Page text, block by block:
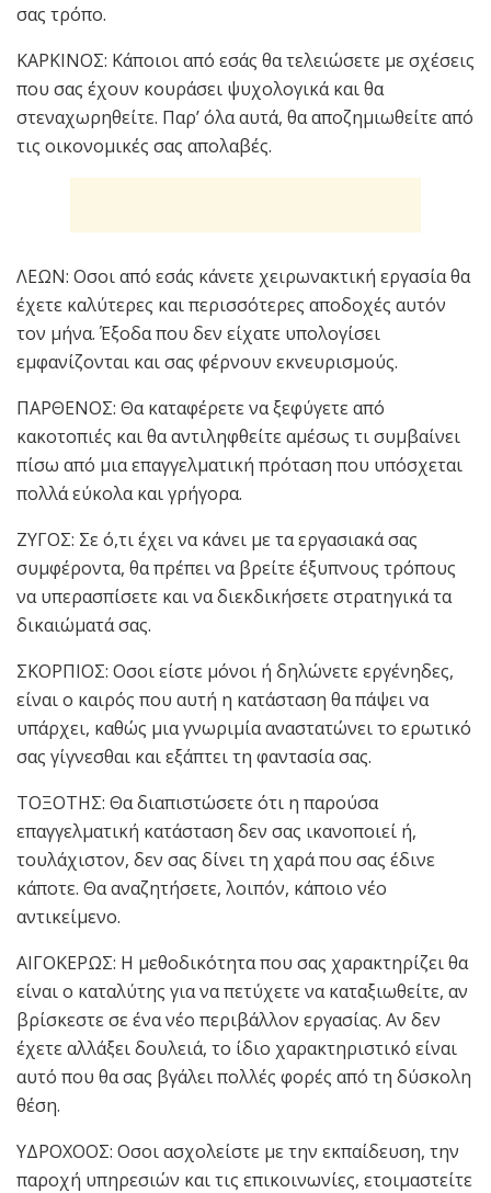
σας τρόπο.
ΚΑΡΚΙΝΟΣ: Κάποιοι από εσάς θα τελειώσετε με σχέσεις
που σας έχουν κουράσει ψυχολογικά και θα
στεναχωρηθείτε. Παρ’ όλα αυτά, θα αποζημιωθείτε από
τις οικονομικές σας απολαβές.
ΛΕΩΝ: Οσοι από εσάς κάνετε χειρωνακτική εργασία θα
έχετε καλύτερες και περισσότερες αποδοχές αυτόν
τον μήνα. Έξοδα που δεν είχατε υπολογίσει
εμφανίζονται και σας φέρνουν εκνευρισμούς.
ΠΑΡΘΕΝΟΣ: Θα καταφέρετε να ξεφύγετε από
κακοτοπιές και θα αντιληφθείτε αμέσως τι συμβαίνει
πίσω από μια επαγγελματική πρόταση που υπόσχεται
πολλά εύκολα και γρήγορα.
ΖΥΓΟΣ: Σε ό,τι έχει να κάνει με τα εργασιακά σας
συμφέροντα, θα πρέπει να βρείτε έξυπνους τρόπους
να υπερασπίσετε και να διεκδικήσετε στρατηγικά τα
δικαιώματά σας.
ΣΚΟΡΠΙΟΣ: Οσοι είστε μόνοι ή δηλώνετε εργένηδες,
είναι ο καιρός που αυτή η κατάσταση θα πάψει να
υπάρχει, καθώς μια γνωριμία αναστατώνει το ερωτικό
σας γίγνεσθαι και εξάπτει τη φαντασία σας.
ΤΟΞΟΤΗΣ: Θα διαπιστώσετε ότι η παρούσα
επαγγελματική κατάσταση δεν σας ικανοποιεί ή,
τουλάχιστον, δεν σας δίνει τη χαρά που σας έδινε
κάποτε. Θα αναζητήσετε, λοιπόν, κάποιο νέο
αντικείμενο.
ΑΙΓΟΚΕΡΩΣ: Η μεθοδικότητα που σας χαρακτηρίζει θα
είναι ο καταλύτης για να πετύχετε να καταξιωθείτε, αν
βρίσκεστε σε ένα νέο περιβάλλον εργασίας. Αν δεν
έχετε αλλάξει δουλειά, το ίδιο χαρακτηριστικό είναι
αυτό που θα σας βγάλει πολλές φορές από τη δύσκολη
θέση.
ΥΔΡΟΧΟΟΣ: Οσοι ασχολείστε με την εκπαίδευση, την
παροχή υπηρεσιών και τις επικοινωνίες, ετοιμαστείτε